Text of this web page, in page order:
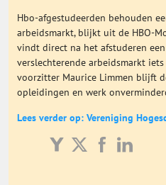
Algemeen
Onderwijs Totaal
Basisonderwijs
Hbo-afgestudeerden behouden
arbeidsmarkt, blijkt uit de HBO-
vindt direct na het afstuderen
verslechterende arbeidsmarkt
voorzitter Maurice Limmen blijft
opleidingen en werk
Lees verder op: Vereniging